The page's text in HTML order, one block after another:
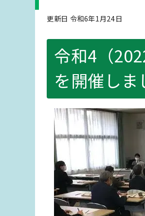
更新日 令和6年1月24日
令和4（
を開催しま